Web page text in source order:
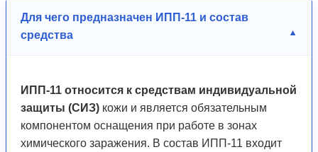
Для чего предназначен ИПП-11 и состав
средства
ИПП-11 относится к средствам индивидуальной
защиты (СИЗ) кожи и является обязательным
компонентом оснащения при работе в зонах
химического заражения. В состав ИПП-11 входит